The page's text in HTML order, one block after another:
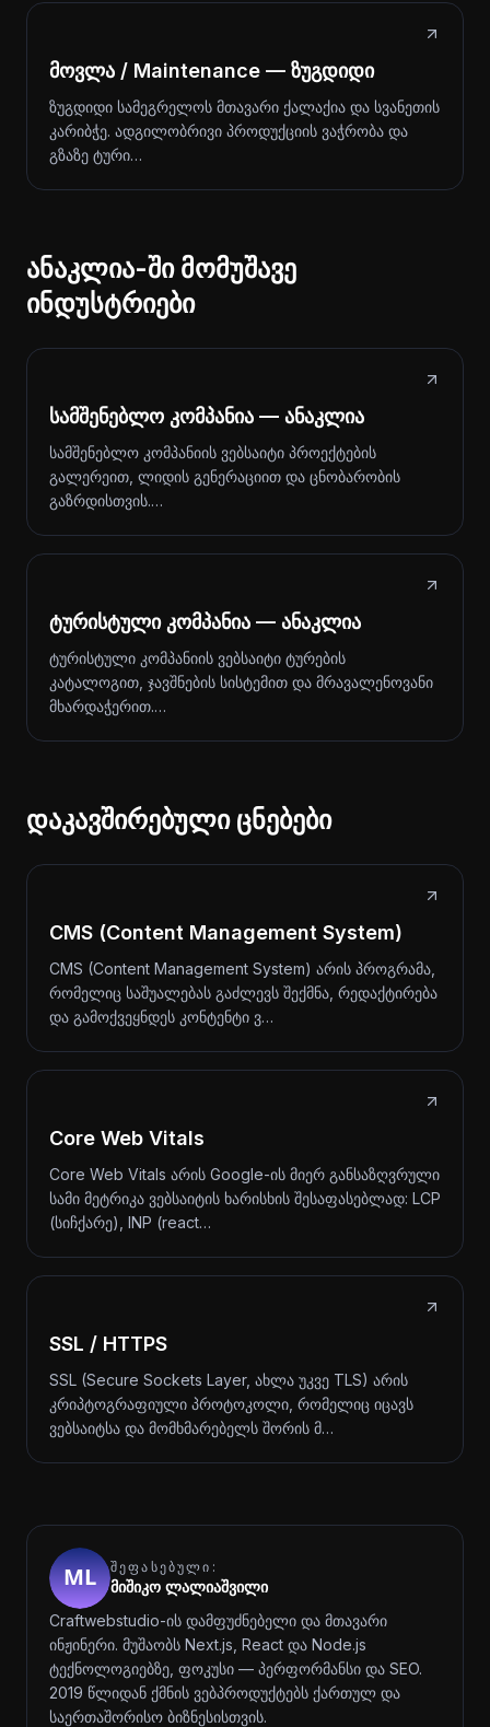
მოვლა / Maintenance — ზუგდიდი
ზუგდიდი სამეგრელოს მთავარი ქალაქია და სვანეთის
კარიბჭე. ადგილობრივი პროდუქციის ვაჭრობა და
გზაზე ტური…
ანაკლია-ში მომუშავე
ინდუსტრიები
სამშენებლო კომპანია — ანაკლია
სამშენებლო კომპანიის ვებსაიტი პროექტების
გალერეით, ლიდის გენერაციით და ცნობარობის
გაზრდისთვის.…
ტურისტული კომპანია — ანაკლია
ტურისტული კომპანიის ვებსაიტი ტურების
კატალოგით, ჯავშნების სისტემით და მრავალენოვანი
მხარდაჭერით.…
დაკავშირებული ცნებები
CMS (Content Management System)
CMS (Content Management System) არის პროგრამა,
რომელიც საშუალებას გაძლევს შექმნა, რედაქტირება
და გამოქვეყნდეს კონტენტი ვ…
Core Web Vitals
Core Web Vitals არის Google-ის მიერ განსაზღვრული
სამი მეტრიკა ვებსაიტის ხარისხის შესაფასებლად: LCP
(სიჩქარე), INP (react…
SSL / HTTPS
SSL (Secure Sockets Layer, ახლა უკვე TLS) არის
კრიპტოგრაფიული პროტოკოლი, რომელიც იცავს
ვებსაიტსა და მომხმარებელს შორის მ…
ᲨᲔᲤᲐᲡᲔᲑᲣᲚᲘ:
მიშიკო ლალიაშვილი
Craftwebstudio-ის დამფუძნებელი და მთავარი
ინჟინერი. მუშაობს Next.js, React და Node.js
ტექნოლოგიებზე, ფოკუსი — პერფორმანსი და SEO.
2019 წლიდან ქმნის ვებპროდუქტებს ქართულ და
საერთაშორისო ბიზნესისთვის.